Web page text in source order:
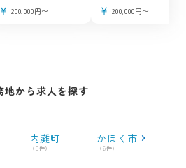
200,000円〜
200,000円〜
地から求人を探す
内灘町
（0件）
かほく市
（6件）